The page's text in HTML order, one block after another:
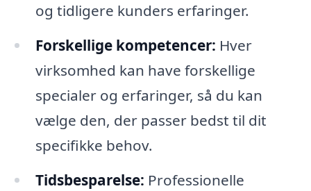
og tidligere kunders erfaringer.
Forskellige kompetencer: Hver
virksomhed kan have forskellige
specialer og erfaringer, så du kan
vælge den, der passer bedst til dit
specifikke behov.
Tidsbesparelse: Professionelle